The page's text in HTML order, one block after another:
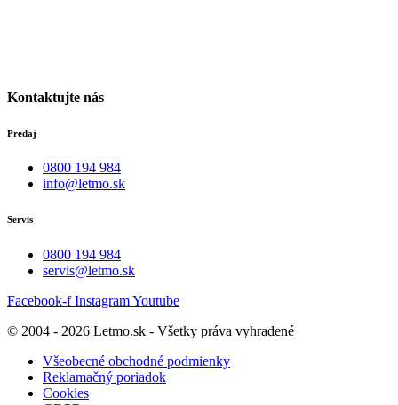
Kontaktujte nás
Predaj
0800 194 984
info@letmo.sk
Servis
0800 194 984
servis@letmo.sk
Facebook-f InstagramYoutube
© 2004 - 2026 Letmo.sk - Všetky práva vyhradené
Všeobecné obchodné podmienky
Reklamačný poriadok
Cookies